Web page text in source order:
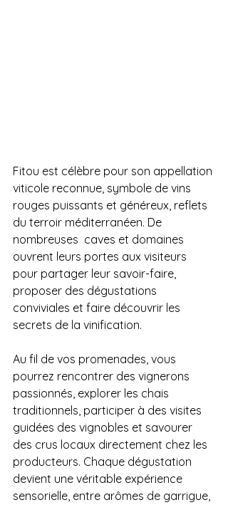
Fitou est célèbre pour son appellation
viticole reconnue, symbole de vins
rouges puissants et généreux, reflets
du terroir méditerranéen. De
nombreuses  caves et domaines
ouvrent leurs portes aux visiteurs
pour partager leur savoir-faire,
proposer des dégustations
conviviales et faire découvrir les
secrets de la vinification.
Au fil de vos promenades, vous
pourrez rencontrer des vignerons
passionnés, explorer les chais
traditionnels, participer à des visites
guidées des vignobles et savourer
des crus locaux directement chez les
producteurs. Chaque dégustation
devient une véritable expérience
sensorielle, entre arômes de garrigue,